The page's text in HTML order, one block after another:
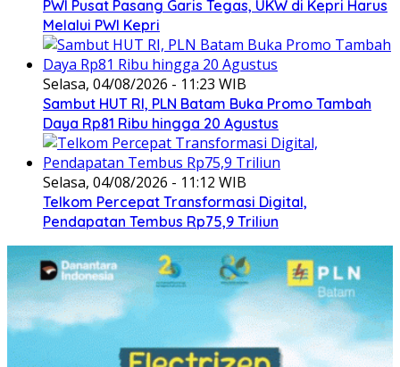
PWI Pusat Pasang Garis Tegas, UKW di Kepri Harus
Melalui PWI Kepri
Selasa, 04/08/2026 - 11:23 WIB
Sambut HUT RI, PLN Batam Buka Promo Tambah
Daya Rp81 Ribu hingga 20 Agustus
Selasa, 04/08/2026 - 11:12 WIB
Telkom Percepat Transformasi Digital,
Pendapatan Tembus Rp75,9 Triliun